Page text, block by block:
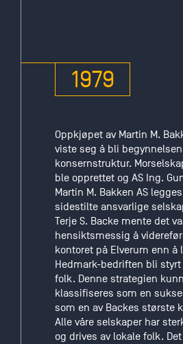
på Sagene.
Andre etasje
i den nye
Maridalsveien/
skulle
romme
kontorene til
den
entreprenørforretningen
som skulle
etableres så
snart bygget
sto ferdig.
Men 9. april
1940 var det
bare å få
montert et
1979
Oppkjøpet av Martin M.
viste seg å bli
konsernstruktur.
ble opprettet og AS Ing.
Martin M. Bakken AS
sidestilte ansvarlige
Terje S. Backe mente det
hensiktsmessig å
kontoret på Elverum enn å
Hedmark-bedriften bli styrt
folk. Denne strategien
klassifiseres som en
som en av Backes største
Alle våre selskaper har
og drives av lokale folk.